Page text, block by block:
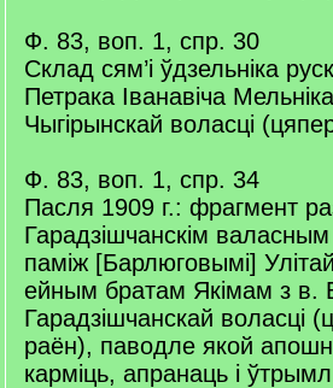
Ф. 83, воп. 1, спр. 30
Склад сям’і ўдзельніка
Петрака Іванавіча
Чыгірынскай воласці
Ф. 83, воп. 1, спр. 34
Пасля 1909 г.: фрагмент
Гарадзішчанскім
паміж [Барлюговымі]
ейным братам Якімам з в.
Гарадзішчанскай воласці
раён), паводле якой
карміць, апранаць і